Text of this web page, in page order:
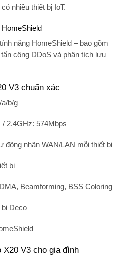
nhiều thiết bị IoT.
năng HomeShield – bao gồm
công DDoS và phân tích lưu
V3 chuẩn xác
a/b/g
/ 2.4GHz: 574Mbps
động nhận WAN/LAN mỗi thiết bị
bị
Beamforming, BSS Coloring
bị Deco
V3 cho gia đình